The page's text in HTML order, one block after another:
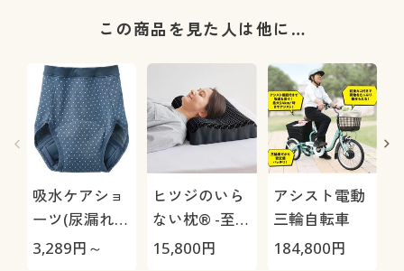
この商品を見た人は他に…
吸水ケアショ
ーツ(尿漏れケ
アパンツ)(～
3,289円～
ヒツジのいら
ない枕® -至
極-
15,800円
アシスト電動
三輪自転車
184,800円